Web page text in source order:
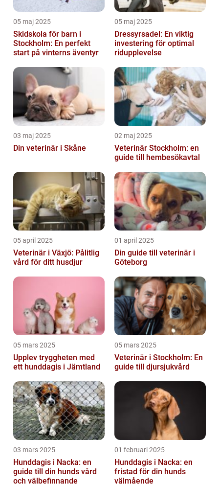
05 maj 2025
Skidskola för barn i
Stockholm: En perfekt
start på vinterns äventyr
05 maj 2025
Dressyrsadel: En viktig
investering för optimal
ridupplevelse
03 maj 2025
Din veterinär i Skåne
02 maj 2025
Veterinär Stockholm: en
guide till hembesökavtal
05 april 2025
Veterinär i Växjö: Pålitlig
vård för ditt husdjur
01 april 2025
Din guide till veterinär i
Göteborg
05 mars 2025
Upplev tryggheten med
ett hunddagis i Jämtland
05 mars 2025
Veterinär i Stockholm: En
guide till djursjukvård
03 mars 2025
Hunddagis i Nacka: en
guide till din hunds vård
och välbefinnande
01 februari 2025
Hunddagis i Nacka: en
fristad för din hunds
välmående